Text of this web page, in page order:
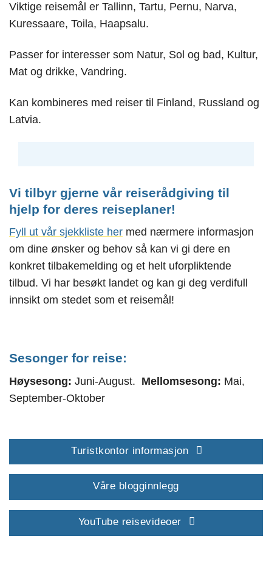
Viktige reisemål er Tallinn, Tartu, Pernu, Narva,
Kuressaare, Toila, Haapsalu.
Passer for interesser som Natur, Sol og bad, Kultur,
Mat og drikke, Vandring.
Kan kombineres med reiser til Finland, Russland og
Latvia.
Vi tilbyr gjerne vår reiserådgiving til
hjelp for deres reiseplaner!
Fyll ut vår sjekkliste her med nærmere informasjon
om dine ønsker og behov så kan vi gi dere en
konkret tilbakemelding og et helt uforpliktende
tilbud. Vi har besøkt landet og kan gi deg verdifull
innsikt om stedet som et reisemål!
Sesonger for reise:
Høysesong: Juni-August. Mellomsesong: Mai,
September-Oktober
Turistkontor informasjon
Våre blogginnlegg
YouTube reisevideoer